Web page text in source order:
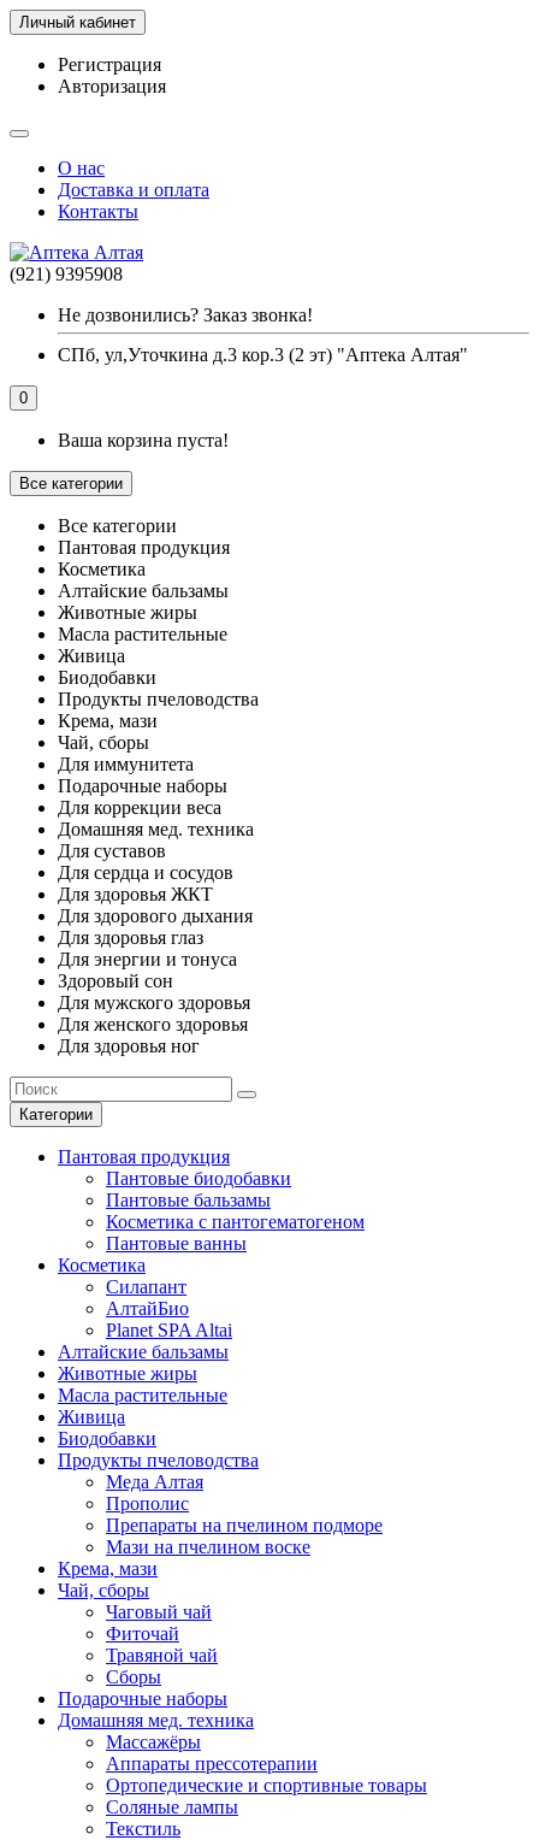
Личный кабинет
Регистрация
Авторизация
О нас
Доставка и оплата
Контакты
(921) 9395908
Не дозвонились? Заказ звонка!
СПб, ул,Уточкина д.3 кор.3 (2 эт) "Аптека Алтая"
0
Ваша корзина пуста!
Все категории
Все категории
Пантовая продукция
Косметика
Алтайские бальзамы
Животные жиры
Масла растительные
Живица
Биодобавки
Продукты пчеловодства
Крема, мази
Чай, сборы
Для иммунитета
Подарочные наборы
Для коррекции веса
Домашняя мед. техника
Для суставов
Для сердца и сосудов
Для здоровья ЖКТ
Для здорового дыхания
Для здоровья глаз
Для энергии и тонуса
Здоровый сон
Для мужского здоровья
Для женского здоровья
Для здоровья ног
Категории
Пантовая продукция
Пантовые биодобавки
Пантовые бальзамы
Косметика с пантогематогеном
Пантовые ванны
Косметика
Силапант
АлтайБио
Planet SPA Altai
Алтайские бальзамы
Животные жиры
Масла растительные
Живица
Биодобавки
Продукты пчеловодства
Меда Алтая
Прополис
Препараты на пчелином подморе
Мази на пчелином воске
Крема, мази
Чай, сборы
Чаговый чай
Фиточай
Травяной чай
Сборы
Подарочные наборы
Домашняя мед. техника
Массажёры
Аппараты прессотерапии
Ортопедические и спортивные товары
Соляные лампы
Текстиль